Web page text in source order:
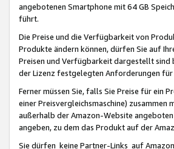
angebotenen Smartphone mit 64 GB
führt.
Die Preise und die Verfügbarkeit von
Produkte ändern können, dürfen Sie auf
Preisen und Verfügbarkeit dargestellt sind
der Lizenz festgelegten Anforderungen für
Ferner müssen Sie, falls Sie Preise für ein
einer Preisvergleichsmaschine)
außerhalb der Amazon-Website
angeben, zu dem das Produkt auf der
Sie dürfen keine Partner-Links auf